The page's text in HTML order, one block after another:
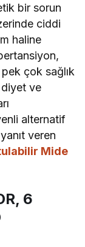
bir sorun
ciddi
haline
çok sağlık
ve
alternatif
veren
Mide
6